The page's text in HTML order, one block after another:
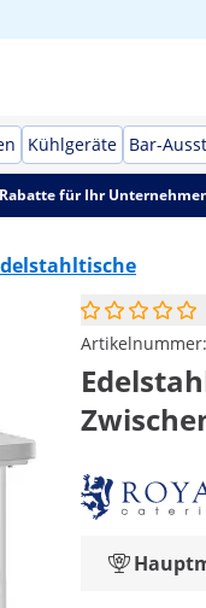
Kühlgeräte Bar-
für Ihr
Artikelnummer: